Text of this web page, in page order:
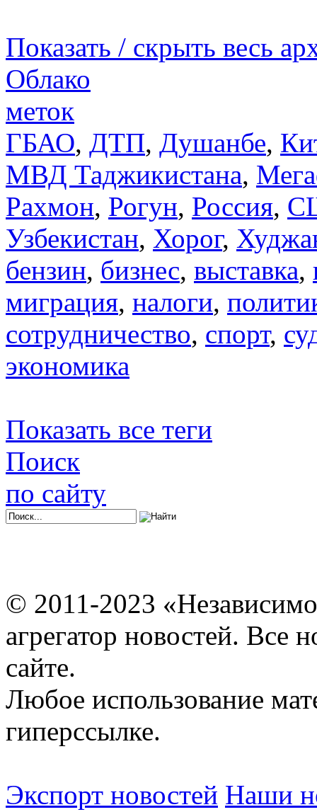
Показать / скрыть весь
Облако
меток
ГБАО, ДТП, Душанбе,
МВД Таджикистана,
Рахмон, Рогун, Россия,
Узбекистан, Хорог,
бензин, бизнес, выставка,
миграция, налоги,
сотрудничество, спорт,
экономика
Показать все теги
Поиск
по сайту
© 2011-2023
агрегатор новостей. Все
сайте.
Любое использование
гиперссылке.
Экспорт новостей Наши